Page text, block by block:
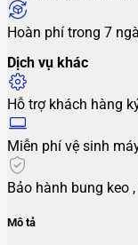
Hoàn phí trong 7
Dịch vụ khác
Hỗ trợ khách hàng
Miễn phí vệ sinh
Bảo hành bung keo
Mô tả